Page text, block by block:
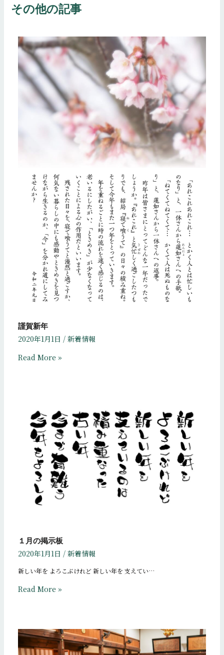
ゲ
シ
ョ
ン
その他の記事
謹賀新年
2020年1月1日 / 新着情報
Read More »
１月の掲示板
2020年1月1日 / 新着情報
新しい年を よろこぶけれど 新しい年を 支えてい…
Read More »